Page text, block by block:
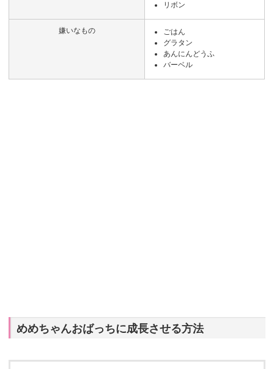
リボン
嫌いなもの
ごはん
グラタン
あんにんどうふ
バーベル
めめちゃんおばっちに成長させる方法